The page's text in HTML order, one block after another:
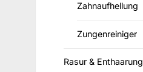
Zahnaufhellung
Zungenreiniger
Rasur & Enthaarung